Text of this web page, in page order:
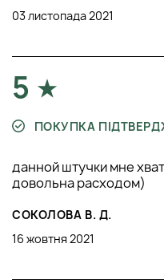
03 листопада 2021
5
ПОКУПКА
данной штучки мне
довольна расходом)
СОКОЛОВА В. Д.
16 жовтня 2021